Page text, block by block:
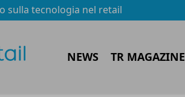
sulla tecnologia nel retail
NEWS TR MAGAZINE